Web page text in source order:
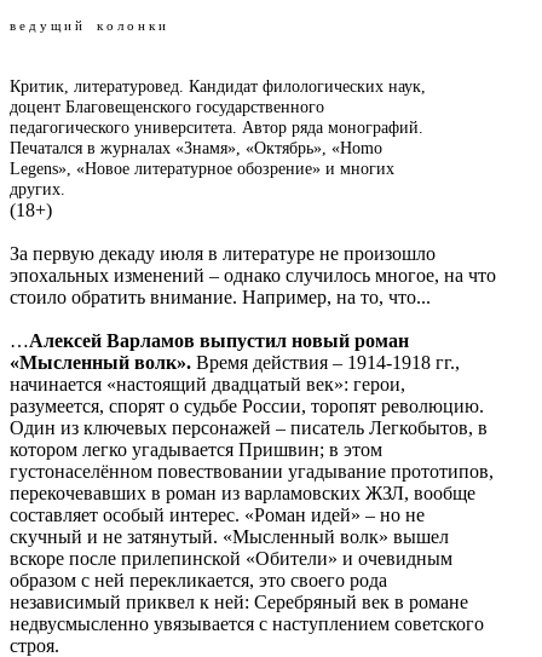
в е д у щ и й к о л о н к и
Критик, литературовед. Кандидат филологических наук,
доцент Благовещенского государственного
педагогического университета. Автор ряда монографий.
Печатался в журналах «Знамя», «Октябрь», «Homo
Legens», «Новое литературное обозрение» и многих
других.
(18+)
За первую декаду июля в литературе не произошло
эпохальных изменений – однако случилось многое, на что
стоило обратить внимание. Например, на то, что...
…Алексей Варламов выпустил новый роман
«Мысленный волк». Время действия – 1914-1918 гг.,
начинается «настоящий двадцатый век»: герои,
разумеется, спорят о судьбе России, торопят революцию.
Один из ключевых персонажей – писатель Легкобытов, в
котором легко угадывается Пришвин; в этом
густонаселённом повествовании угадывание прототипов,
перекочевавших в роман из варламовских ЖЗЛ, вообще
составляет особый интерес. «Роман идей» – но не
скучный и не затянутый. «Мысленный волк» вышел
вскоре после прилепинской «Обители» и очевидным
образом с ней перекликается, это своего рода
независимый приквел к ней: Серебряный век в романе
недвусмысленно увязывается с наступлением советского
строя.